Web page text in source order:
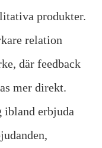
produkter.
relation
där feedback
mer direkt.
ibland erbjuda